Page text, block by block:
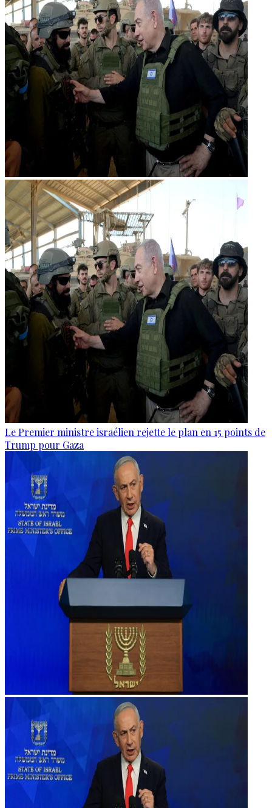
Le Premier ministre israélien rejette le plan en 15 points de
Trump pour Gaza